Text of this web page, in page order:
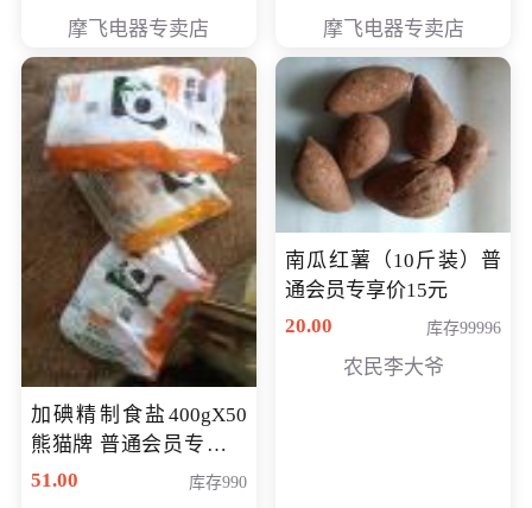
摩飞电器专卖店 摩飞电器专卖店
加碘精制食盐400gX50
熊猫牌 普通会员专享价
格50元
51.00 库存990
南瓜红薯（10斤装）普
通会员专享价15元
20.00
库存99996
农民李大爷